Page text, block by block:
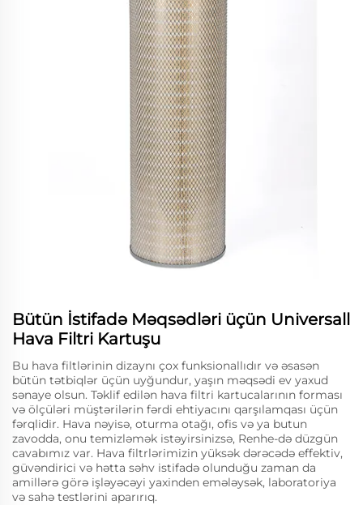
Bütün İstifadə Məqsədləri üçün Universall
Hava Filtri Kartuşu
Bu hava filtlərinin dizaynı çox funksionallıdır və əsasən
bütün tətbiqlər üçün uyğundur, yaşın məqsədi ev yaxud
sənaye olsun. Təklif edilən hava filtri kartucalarının forması
və ölçüləri müştərilərin fərdi ehtiyacını qarşılamqası üçün
fərqlidir. Hava nəyisə, oturma otağı, ofis və ya butun
zavodda, onu temizləmək istəyirsinizsə, Renhe-də düzgün
cavabımız var. Hava filtrlərimizin yüksək dərəcədə effektiv,
güvəndirici və hətta səhv istifadə olunduğu zaman da
amillərə görə işləyəcəyi yaxinden emələysək, laboratoriya
və sahə testlərini aparırıq.